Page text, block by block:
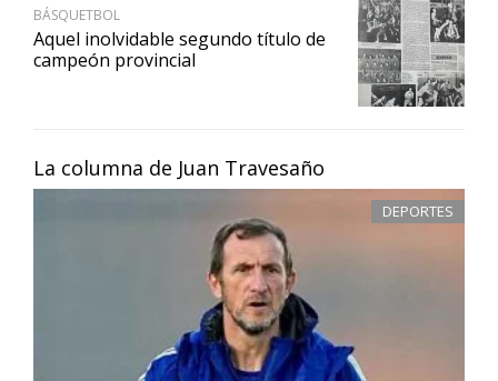
La columna de Juan Travesaño
DEPORTES
BÁSQUETBOL
Aquel inolvidable segundo título de
campeón provincial